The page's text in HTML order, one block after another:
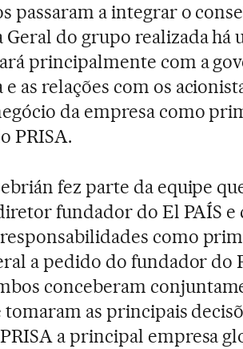
passaram a integrar o
Geral do grupo realizada há
principalmente com a
as relações com os
da empresa como
PRISA.
fez parte da equipe
fundador do El PAÍS e
responsabilidades como
a pedido do fundador do
conceberam
tomaram as principais
a principal empresa